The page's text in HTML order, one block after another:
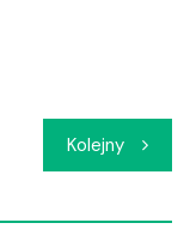
Kolejny